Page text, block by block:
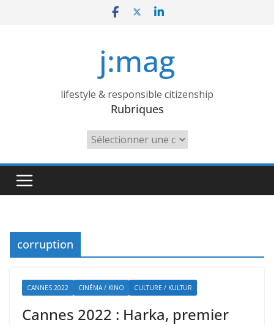
j:mag
lifestyle & responsible citizenship
Rubriques
Rubriques
corruption
CANNES 2022 CINÉMA / KINO CULTURE / KULTUR
Cannes 2022 : Harka, premier